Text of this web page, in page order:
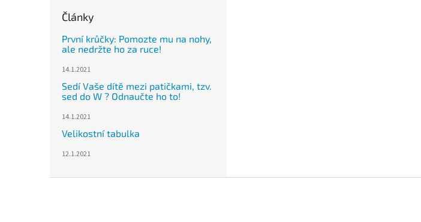
Články
První krůčky: Pomozte mu na nohy,
ale nedržte ho za ruce!
14.1.2021
Sedí Vaše dítě mezi patičkami, tzv.
sed do W ? Odnaučte ho to!
14.1.2021
Velikostní tabulka
12.1.2021